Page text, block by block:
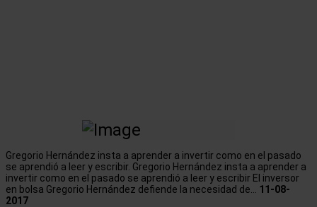
Gregorio Hernández insta a aprender a invertir como en el pasado
se aprendió a leer y escribir. Gregorio Hernández insta a aprender a
invertir como en el pasado se aprendió a leer y escribir El inversor
en bolsa Gregorio Hernández defiende la necesidad de... 11-08-
2017